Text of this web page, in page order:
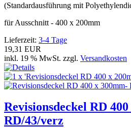
(Standardausführung mit
für Ausschnitt - 400 x 200mm
Lieferzeit: 3-4 Tage
19,31 EUR
inkl. 19 % MwSt. zzgl. Versandkosten
Revisionsdeckel RD
RD/43/verz